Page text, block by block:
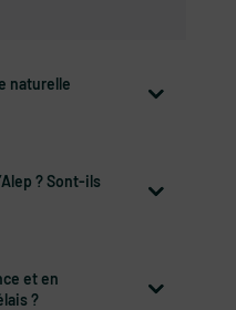
naturelle
? Sont-ils
et en
?